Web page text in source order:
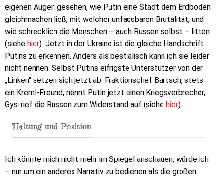
eigenen Augen gesehen, wie Putin eine Stadt dem Erdboden
gleichmachen ließ, mit welcher unfassbaren Brutalität, und
wie schrecklich die Menschen – auch Russen selbst – litten
(siehe hier). Jetzt in der Ukraine ist die gleiche Handschrift
Putins zu erkennen. Anders als bestialisch kann ich sie leider
nicht nennen. Selbst Putins eifrigste Unterstützer von der
„Linken“ setzen sich jetzt ab. Fraktionschef Bartsch, stets
ein Kreml-Freund, nennt Putin jetzt einen Kriegsverbrecher,
Gysi rief die Russen zum Widerstand auf (siehe hier).
'Haltung' und Position
Ich könnte mich nicht mehr im Spiegel anschauen, würde ich
– nur um ein anderes Narrativ zu bedienen als die großen